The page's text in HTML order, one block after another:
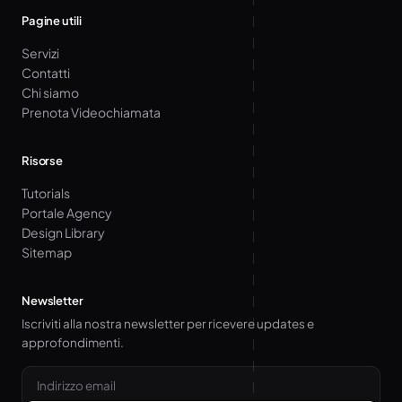
Pagine utili
Servizi
Contatti
Chi siamo
Prenota Videochiamata
Risorse
Tutorials
Portale Agency
Design Library
Sitemap
Newsletter
Iscriviti alla nostra newsletter per ricevere updates e
approfondimenti.
Email